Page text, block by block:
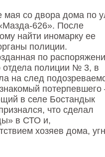
мая со двора дома по
626». После
найти иномарку ее
полиции.
по
отдела полиции № 3, в
на след
в селе Бостандык
что сделал
в СТО и,
хозяев дома,